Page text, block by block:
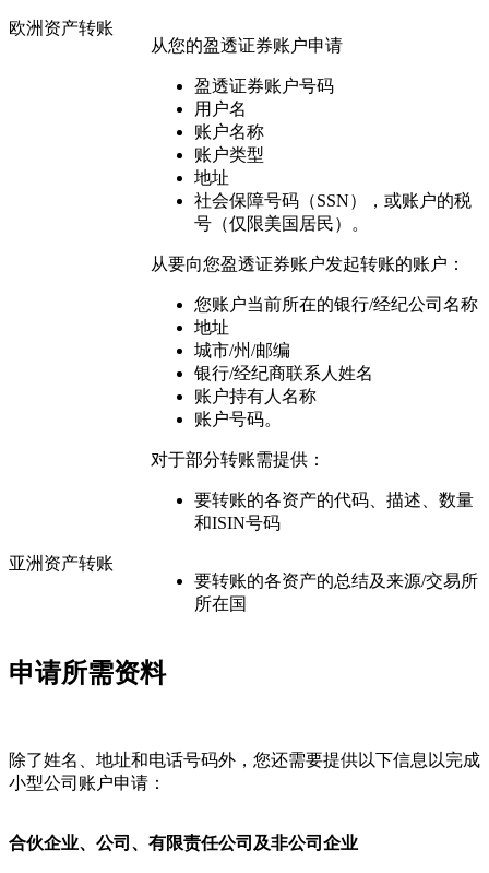
欧洲资产转账
从您的盈透证券账户申请
盈透证券账户号码
用户名
账户名称
账户类型
地址
社会保障号码（SSN），或账户的税
号（仅限美国居民）。
从要向您盈透证券账户发起转账的账户：
您账户当前所在的银行/经纪公司名称
地址
城市/州/邮编
银行/经纪商联系人姓名
账户持有人名称
账户号码。
对于部分转账需提供：
要转账的各资产的代码、描述、数量
和ISIN号码
亚洲资产转账
要转账的各资产的总结及来源/交易所
所在国
申请所需资料
除了姓名、地址和电话号码外，您还需要提供以下信息以完成
小型公司账户申请：
合伙企业、公司、有限责任公司及非公司企业